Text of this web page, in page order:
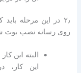
۲٫ در این مرحله
روی رسانه نصب بوت
البته این
این کار،